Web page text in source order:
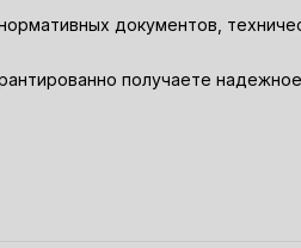
документов,
получаете